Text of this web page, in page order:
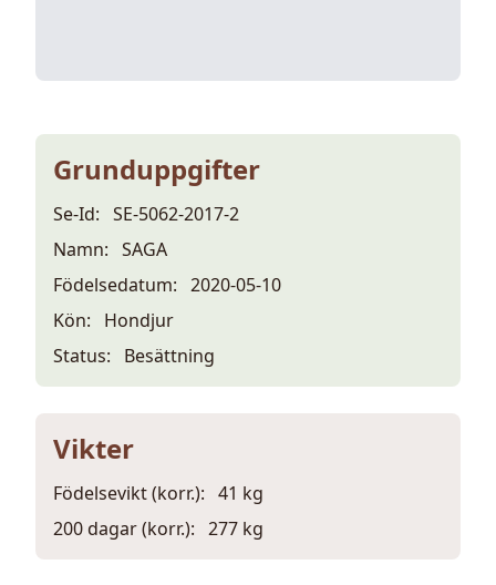
Grunduppgifter
Se-Id: SE-5062-2017-2
Namn: SAGA
Födelsedatum: 2020-05-10
Kön:
Hondjur
Status:
Besättning
Vikter
Födelsevikt (korr.): 41 kg
200 dagar (korr.): 277 kg